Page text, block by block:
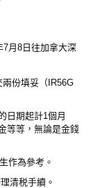
7月8日往加拿大深
份填妥（IR56G
日期起計1個月
等等，無論是金錢
作為參考。
清税手續。